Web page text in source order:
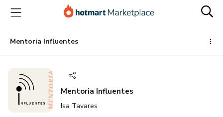
para
conteúdo
principal
para
pagamento
para
rodapé
Mentoria Influentes
Mentoria Influentes
Isa Tavares